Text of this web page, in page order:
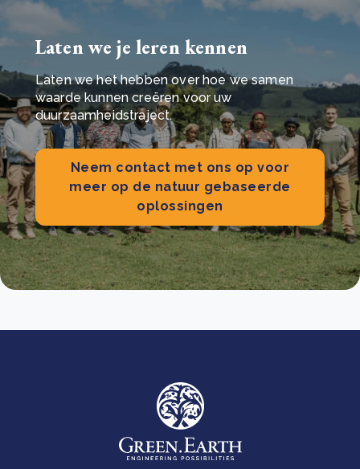
Laten we je leren kennen
Laten we het hebben over hoe we samen
waarde kunnen creëren voor uw
duurzaamheidstraject.
Neem contact met ons op voor
meer op de natuur gebaseerde
oplossingen